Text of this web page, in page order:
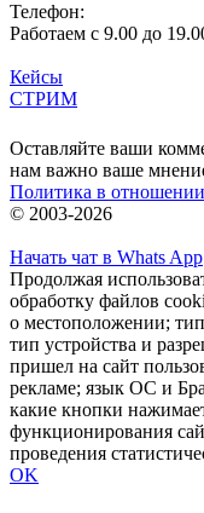
Телефон:
Работаем с 9.00 до
Кейсы
СТРИМ
Оставляйте ваши
нам важно ваше
Политика в
© 2003-2026
Начать чат в Whats App
Продолжая
обработку файлов
о местоположении;
тип устройства и
пришел на сайт
рекламе; язык ОС и
какие кнопки
функционирования
проведения
OK